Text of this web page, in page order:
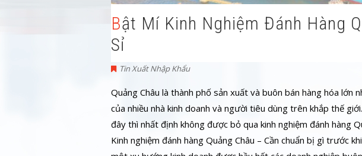
Bật Mí Kinh Nghiệm Đánh Hàng Quảng Châu Giá
Sỉ
Tin Xuất Nhập Khẩu
Quảng Châu là thành phố sản xuất và buôn bán hàng hóa lớn
của nhiều nhà kinh doanh và người tiêu dùng trên khắp thế
đây thì nhất định không được bỏ qua kinh nghiệm đánh hàng
Kinh nghiệm đánh hàng Quảng Châu – Cần chuẩn bị gì trước